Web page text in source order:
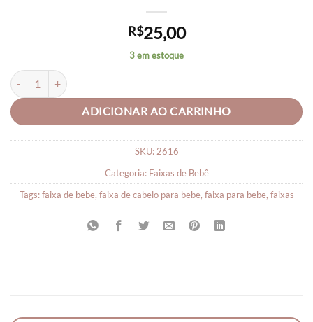
R$25,00
3 em estoque
Faixa para bebê Bibi quantidade
ADICIONAR AO CARRINHO
SKU: 2616
Categoria: Faixas de Bebê
Tags:faixa de bebe, faixa de cabelo para bebe, faixa para bebe, faixas